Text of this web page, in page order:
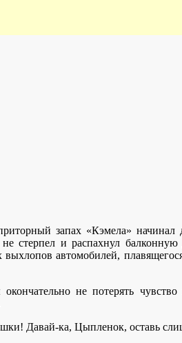
запах «Кэмела»
не стерпел и распахнул
выхлопов автомобилей,
окончательно не потерять
Давай-ка, Цыпленок, оставь